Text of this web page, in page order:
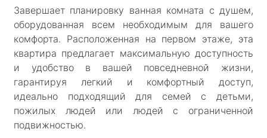
Завершает планировку ванная комната с душем,
оборудованная всем необходимым для вашего
комфорта. Расположенная на первом этаже, эта
квартира предлагает максимальную доступность
и удобство в вашей повседневной жизни,
гарантируя легкий и комфортный доступ,
идеально подходящий для семей с детьми,
пожилых людей или людей с ограниченной
подвижностью.